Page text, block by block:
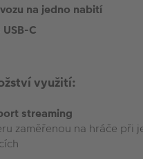
na jedno nabití
C
využití:
streaming
zaměřenou na hráče při